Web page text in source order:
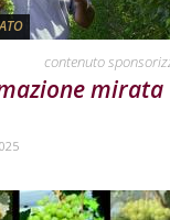
contenuto
mirata